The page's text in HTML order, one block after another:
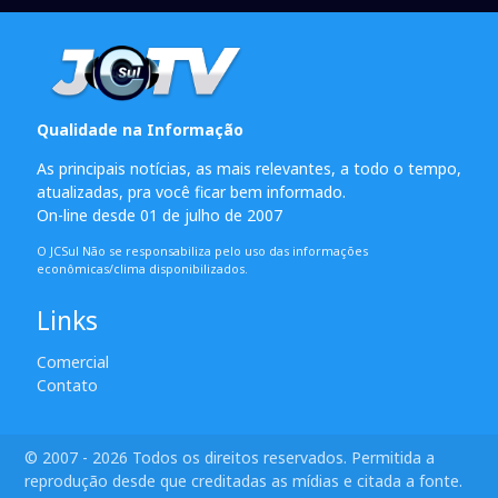
Qualidade na Informação
As principais notícias, as mais relevantes, a todo o tempo,
atualizadas, pra você ficar bem informado.
On-line desde 01 de julho de 2007
O JCSul Não se responsabiliza pelo uso das informações
econômicas/clima disponibilizados.
Links
Comercial
Contato
© 2007 - 2026 Todos os direitos reservados. Permitida a
reprodução desde que creditadas as mídias e citada a fonte.